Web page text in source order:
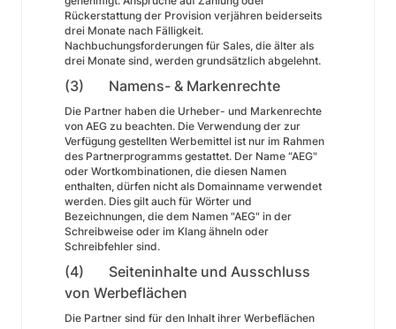
Rückerstattung der Provision verjähren beiderseits
drei Monate nach Fälligkeit.
Nachbuchungsforderungen für Sales, die älter als
drei Monate sind, werden grundsätzlich abgelehnt.
(3) Namens- & Markenrechte
Die Partner haben die Urheber- und Markenrechte
von AEG zu beachten. Die Verwendung der zur
Verfügung gestellten Werbemittel ist nur im Rahmen
des Partnerprogramms gestattet. Der Name “AEG"
oder Wortkombinationen, die diesen Namen
enthalten, dürfen nicht als Domainname verwendet
werden. Dies gilt auch für Wörter und
Bezeichnungen, die dem Namen "AEG" in der
Schreibweise oder im Klang ähneln oder
Schreibfehler sind.
(4) Seiteninhalte und Ausschluss
von Werbeflächen
Die Partner sind für den Inhalt ihrer Werbeflächen